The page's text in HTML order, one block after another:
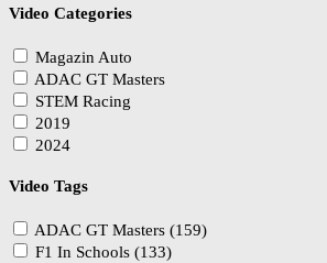
Video Categories
Magazin Auto
ADAC GT Masters
STEM Racing
2019
2024
Video Tags
ADAC GT Masters (159)
F1 In Schools (133)